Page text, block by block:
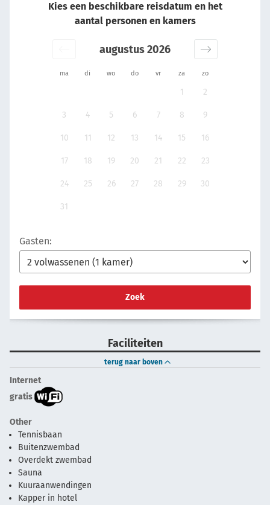
Kies een beschikbare reisdatum en het
aantal personen en kamers
ma di wo do vr za zo
augustus 2026
1 2
3 4 5 6 7 8 9
10 11 12 13 14 15 16
17 18 19 20 21 22 23
24 25 26 27 28 29 30
31
Gasten:
Zoek
Faciliteiten
terug naar boven
Internet
gratis
Other
Tennisbaan
Buitenzwembad
Overdekt zwembad
Sauna
Kuuraanwendingen
Kapper in hotel